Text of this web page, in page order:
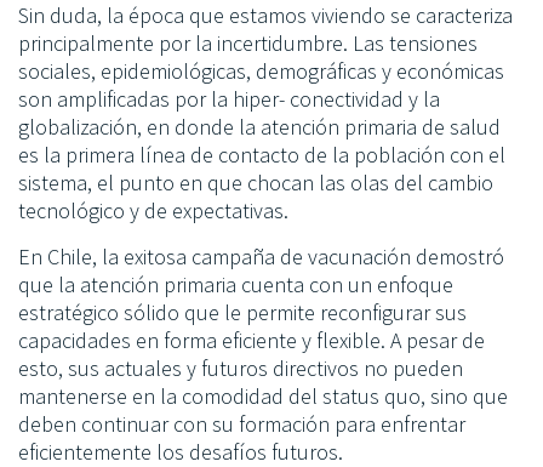
Sin duda, la época que estamos viviendo se caracteriza
principalmente por la incertidumbre. Las tensiones
sociales, epidemiológicas, demográficas y económicas
son amplificadas por la hiper- conectividad y la
globalización, en donde la atención primaria de salud
es la primera línea de contacto de la población con el
sistema, el punto en que chocan las olas del cambio
tecnológico y de expectativas.
En Chile, la exitosa campaña de vacunación demostró
que la atención primaria cuenta con un enfoque
estratégico sólido que le permite reconfigurar sus
capacidades en forma eficiente y flexible. A pesar de
esto, sus actuales y futuros directivos no pueden
mantenerse en la comodidad del status quo, sino que
deben continuar con su formación para enfrentar
eficientemente los desafíos futuros.